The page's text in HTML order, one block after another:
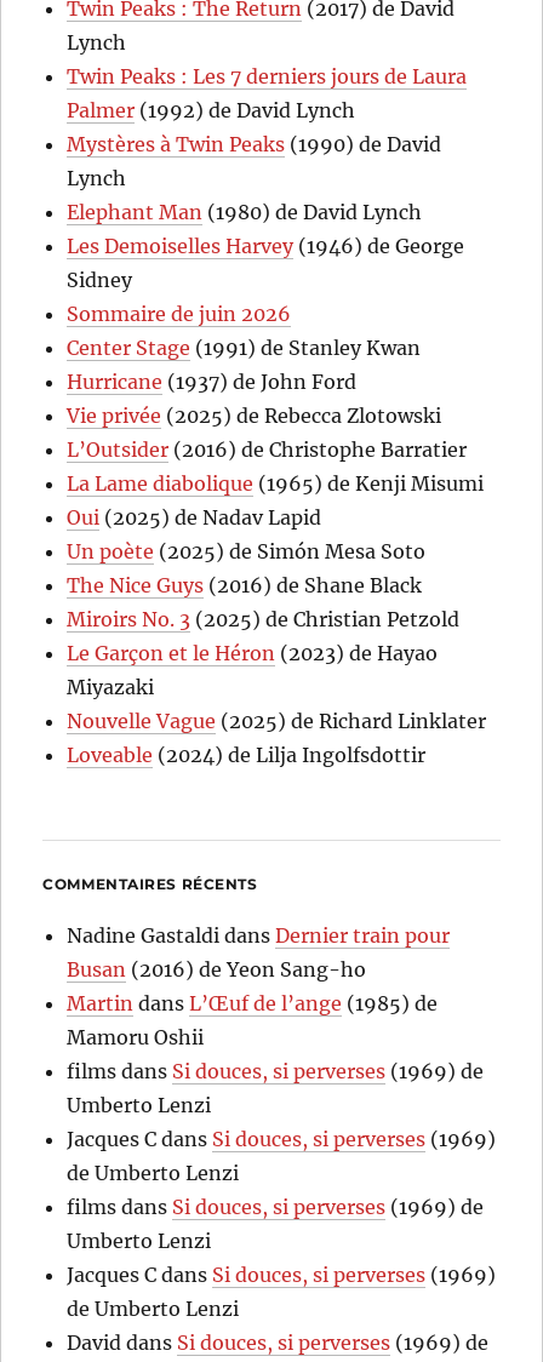
Twin Peaks : The Return (2017) de David
Lynch
Twin Peaks : Les 7 derniers jours de Laura
Palmer (1992) de David Lynch
Mystères à Twin Peaks (1990) de David
Lynch
Elephant Man (1980) de David Lynch
Les Demoiselles Harvey(1946) de George
Sidney
Sommaire de juin 2026
Center Stage (1991) de Stanley Kwan
Hurricane (1937) de John Ford
Vie privée (2025) de Rebecca Zlotowski
L’Outsider (2016) de Christophe Barratier
La Lame diabolique (1965) de Kenji Misumi
Oui (2025) de Nadav Lapid
Un poète (2025) de Simón Mesa Soto
The Nice Guys (2016) de Shane Black
Miroirs No. 3 (2025) de Christian Petzold
Le Garçon et le Héron (2023) de Hayao
Miyazaki
Nouvelle Vague (2025) de Richard Linklater
Loveable (2024) de Lilja Ingolfsdottir
COMMENTAIRES RÉCENTS
Nadine Gastaldi dansDernier train pour
Busan (2016) de Yeon Sang-ho
Martin dansL’Œuf de l’ange (1985) de
Mamoru Oshii
films dans Si douces, si perverses (1969) de
Umberto Lenzi
Jacques C dans Si douces, si perverses (1969)
de Umberto Lenzi
films dans Si douces, si perverses (1969) de
Umberto Lenzi
Jacques C dans Si douces, si perverses (1969)
de Umberto Lenzi
David dans Si douces, si perverses (1969) de